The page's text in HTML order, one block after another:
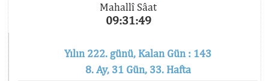
Mahallî Sâat
09:31:49
Yılın 222. günü, Kalan Gün : 143
8. Ay, 31 Gün, 33. Hafta